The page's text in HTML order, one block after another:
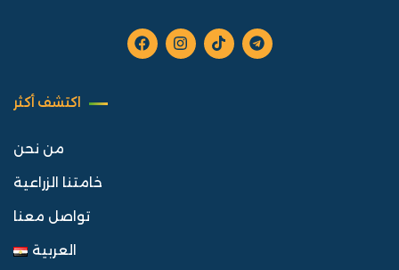
اكتشف أكثر
من نحن
خامتنا الزراعية
تواصل معنا
العربية